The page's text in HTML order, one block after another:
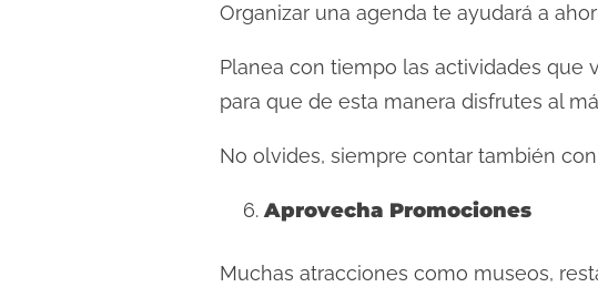
Organizar una agenda te ayudará a
Planea con tiempo las actividades que
para que de esta manera disfrutes al
No olvides, siempre contar también
Aprovecha Promociones
Muchas atracciones como museos,